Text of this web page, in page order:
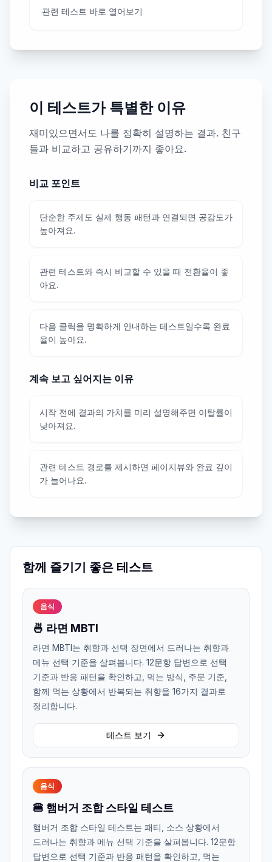
관련 테스트 바로 열어보기
이 테스트가 특별한 이유
재미있으면서도 나를 정확히 설명하는 결과. 친구
들과 비교하고 공유하기까지 좋아요.
비교 포인트
단순한 주제도 실제 행동 패턴과 연결되면 공감도가
높아져요.
관련 테스트와 즉시 비교할 수 있을 때 전환율이 좋
아요.
다음 클릭을 명확하게 안내하는 테스트일수록 완료
율이 높아요.
계속 보고 싶어지는 이유
시작 전에 결과의 가치를 미리 설명해주면 이탈률이
낮아져요.
관련 테스트 경로를 제시하면 페이지뷰와 완료 깊이
가 늘어나요.
함께 즐기기 좋은 테스트
음식
🍜 라면 MBTI
라면 MBTI는 취향과 선택 장면에서 드러나는 취향과
메뉴 선택 기준을 살펴봅니다. 12문항 답변으로 선택
기준과 반응 패턴을 확인하고, 먹는 방식, 주문 기준,
함께 먹는 상황에서 반복되는 취향을 16가지 결과로
정리합니다.
테스트 보기
음식
🍔 햄버거 조합 스타일 테스트
햄버거 조합 스타일 테스트는 패티, 소스 상황에서
드러나는 취향과 메뉴 선택 기준을 살펴봅니다. 12문항
답변으로 선택 기준과 반응 패턴을 확인하고, 먹는